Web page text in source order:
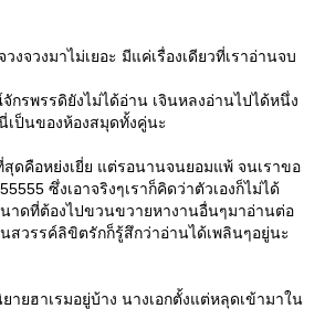
วงจวงมาไม่เยอะ มีแค่เรื่องเดียวที่เราอ่านจบ
รพรรดิยังไม่ได้อ่าน เจินหลงอ่านไปได้หนึ่ง
เป็นของห้องสมุดทั้งคู่นะ
สุดคือหย่งเยี่ย แต่รอนานจนยอมแพ้ จนเราขอ
ซึ่งเอาจริงๆเราก็คิดว่าตัวเองก็ไม่ได้
าดที่ต้องไปขวนขวายหางานอื่นๆมาอ่านต่อ
วรรค์ลิขิตรักก็รู้สึกว่าอ่านได้เพลินๆอยู่นะ
ายฮาเรมอยู่บ้าง นางเอกตั้งแต่หลุดเข้ามาใน